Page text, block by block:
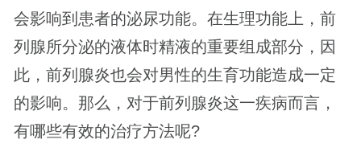
会影响到患者的泌尿功能。在生理功能上，前
列腺所分泌的液体时精液的重要组成部分，因
此，前列腺炎也会对男性的生育功能造成一定
的影响。那么，对于前列腺炎这一疾病而言，
有哪些有效的治疗方法呢?